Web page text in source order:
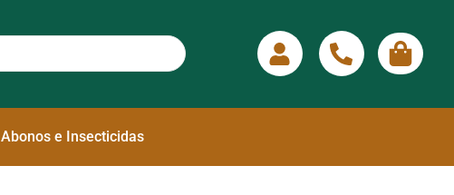
Abonos e Insecticidas